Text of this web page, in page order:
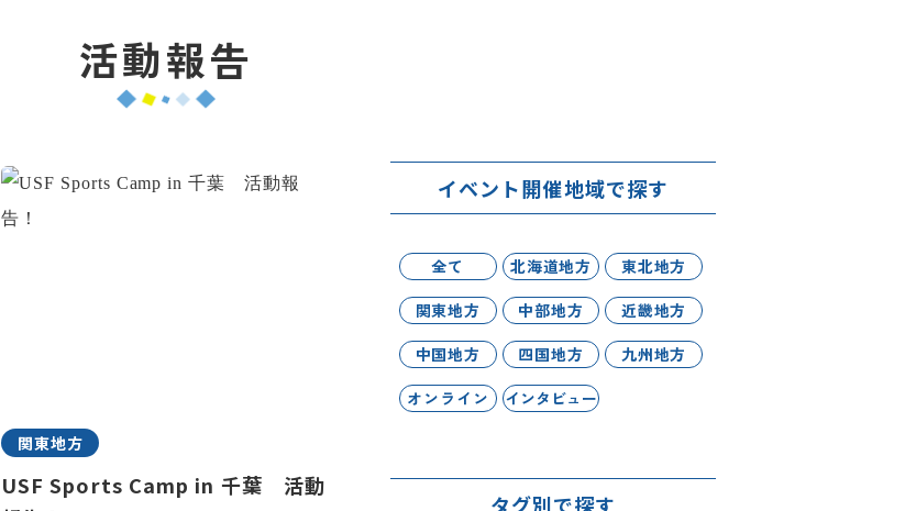
活動報告
関東地方
USF Sports Camp in 千葉 活動
イベント開催地域で探す
全て 北海道地方
東北地方
関東地方
中部地方
近畿地方
中国地方
四国地方
九州地方
オンライン
インタビュー
タグ別で探す